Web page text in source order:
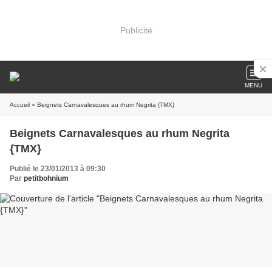
Publicité
MENU
Accueil » Beignets Carnavalesques au rhum Negrita {TMX}
Beignets Carnavalesques au rhum Negrita
{TMX}
Publié le 23/01/2013 à 09:30
Par petitbohnium